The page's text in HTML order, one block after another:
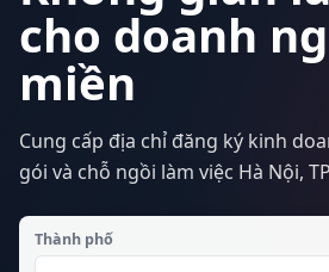
cho doanh
miền
Cung cấp địa chỉ đăng ký kinh
gói và chỗ ngồi làm việc Hà Nội,
Thành phố